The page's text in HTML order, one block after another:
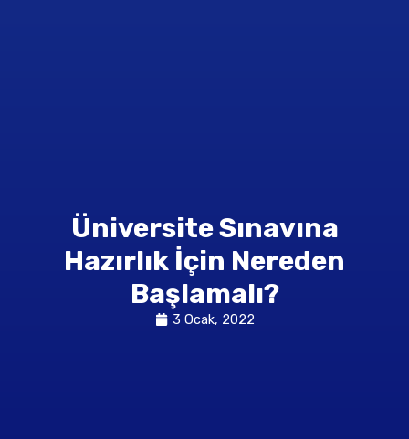
Üniversite Sınavına
Hazırlık İçin Nereden
Başlamalı?
3 Ocak, 2022